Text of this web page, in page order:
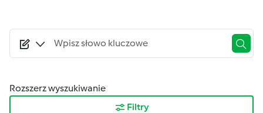
Rozszerz wyszukiwanie
Filtry